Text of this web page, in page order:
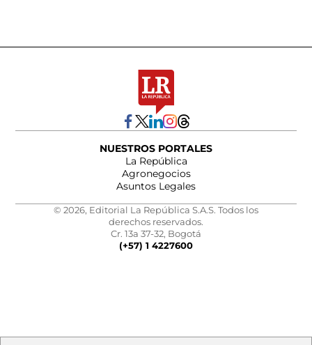
NUESTROS PORTALES
La República
Agronegocios
Asuntos Legales
© 2026, Editorial La República S.A.S. Todos los
derechos reservados.
Cr. 13a 37-32, Bogotá
(+57) 1 4227600